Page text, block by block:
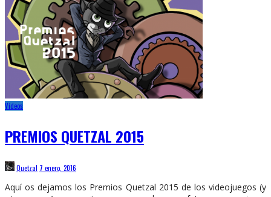
Vídeos
PREMIOS QUETZAL 2015
Quetzal 7 enero, 2016
Aquí os dejamos los Premios Quetzal 2015 de los videojuegos (y